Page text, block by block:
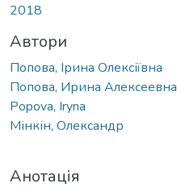
2018
Автори
Попова, Ірина Олексіївна
Попова, Ирина Алексеевна
Popova, Iryna
Мінкін, Олександр
Анотація